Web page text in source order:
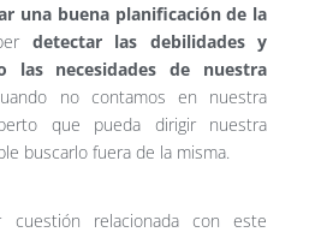
una buena planificación de la
detectar las debilidades y
las necesidades de nuestra
no contamos en nuestra
que pueda dirigir nuestra
buscarlo fuera de la misma.
cuestión relacionada con este